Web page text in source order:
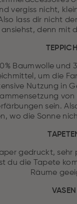
vergiss nicht,
lass dir nicht
denn mit
Baumwolle und
um die
Nutzung in
sein.
wo die Sonne
gedruckt,
du die Tapete
Räume
VASEN